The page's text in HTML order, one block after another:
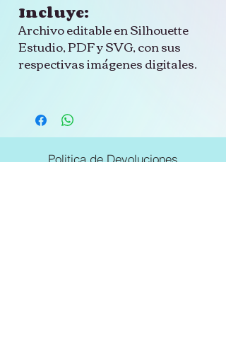
Incluye:
Archivo editable en Silhouette
Estudio, PDF y SVG, con sus
respectivas imágenes digitales.
Politica de Devoluciones